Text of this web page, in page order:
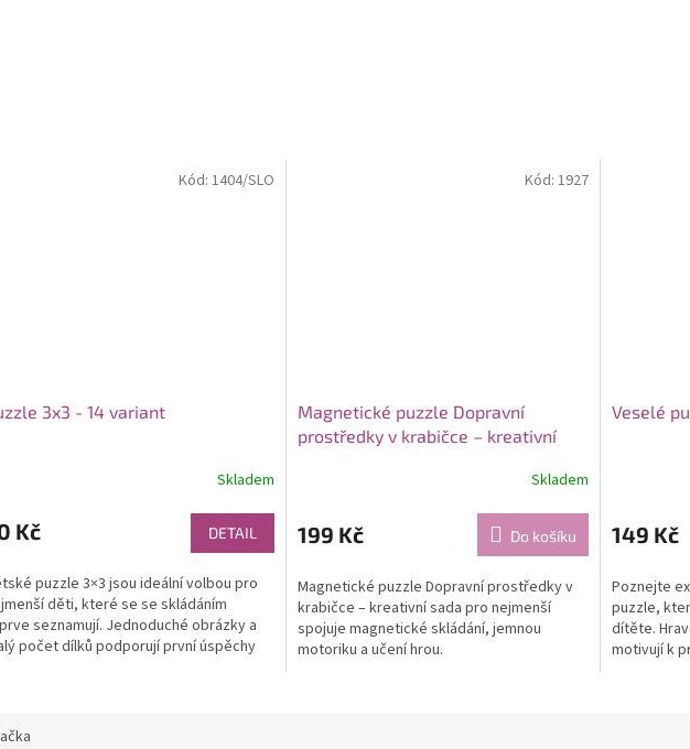
3x3 - 14 variant
Skladem
Kč DETAIL
puzzle 3×3 jsou ideální volbou pro
děti, které se se skládáním
seznamují. Jednoduché obrázky a
počet dílků podporují první úspěchy
Kód: 1404/SLO
Magnetické puzzle Dopravní
prostředky v krabičce – kreativní
Skladem
199 Kč Do košíku
Magnetické puzzle Dopravní prostředky v
krabičce – kreativní sada pro nejmenší
spojuje magnetické skládání, jemnou
motoriku a učení hrou.
Kód: 1927
Veselé
149 Kč
Poznejte
puzzle,
dítěte.
motivují k